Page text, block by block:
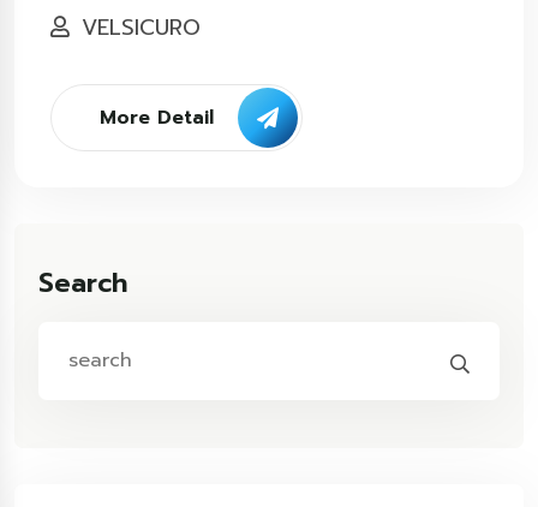
VELSICURO
More Detail
Search